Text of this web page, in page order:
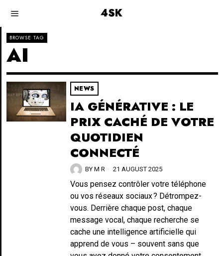
4SK
BROWSE TAG
AI
NEWS
IA GÉNÉRATIVE : LE
PRIX CACHÉ DE VOTRE
QUOTIDIEN
CONNECTÉ
BY M R 21 AUGUST 2025
Vous pensez contrôler votre téléphone
ou vos réseaux sociaux ? Détrompez-
vous. Derrière chaque post, chaque
message vocal, chaque recherche se
cache une intelligence artificielle qui
apprend de vous – souvent sans que